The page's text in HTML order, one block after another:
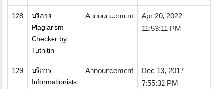
128
บริการ
Plagiarism
Checker by
Tutnitin
Announcement
Apr 20, 2022
11:53:11 PM
129
บริการ
Informationists
Announcement
Dec 13, 2017
7:55:32 PM